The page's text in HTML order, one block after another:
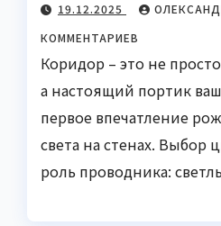
19.12.2025
КОММЕНТАРИЕВ
Коридор – это не
а настоящий портик
первое впечатление
света на стенах. Выбор
роль проводника: